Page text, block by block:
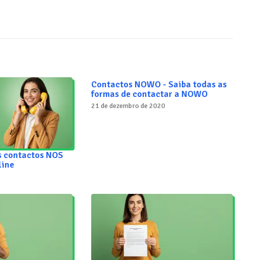
contactos NOS
Contactos NOWO - Saiba todas as
formas de contactar a NOWO
21 de dezembro de 2020